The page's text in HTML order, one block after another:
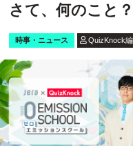
さて、何のこと？
時事・ニュース QuizKnock